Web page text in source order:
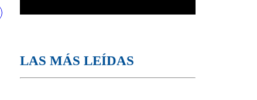
LAS MÁS LEÍDAS